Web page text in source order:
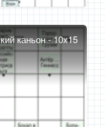
каньон - 10x15